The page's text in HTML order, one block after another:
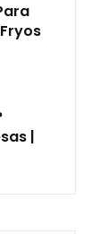
|